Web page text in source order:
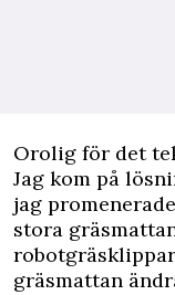
Orolig för det
Jag kom på
jag
stora
gräsmattan